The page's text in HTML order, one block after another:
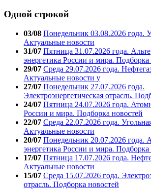
Одной строкой
03/08 Понедельник 03.08.2026 года.
Актуальные новости
31/07 Пятница 31.07.2026 года.
энергетика России и мира. Подборка
29/07 Среда 29.07.2026 года.
Актуальные новости у
27/07 Понедельник 27.07.2026 года.
Электроэнергетическая отрасль.
24/07 Пятница 24.07.2026 года.
России и мира. Подборка новостей
22/07 Среда 22.07.2026 года.
Актуальные новости
20/07 Понедельник 20.07.2026 года.
энергетика России и мира. Подборка
17/07 Пятница 17.07.2026 года.
Актуальные новости
15/07 Среда 15.07.2026 года.
отрасль. Подборка новостей